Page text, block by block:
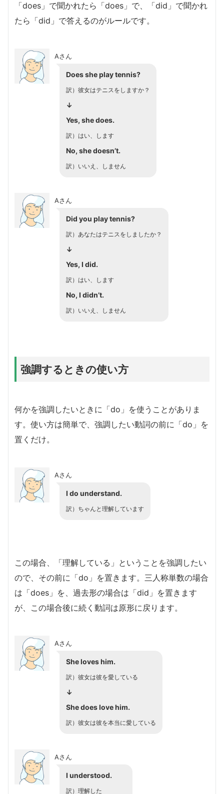
「does」で聞かれたら「does」で、「did」で聞かれ
たら「did」で答えるのがルールです。
Aさん
Does she play tennis?
訳）彼女はテニスをしますか？
↓
Yes, she does.
訳）はい、します
No, she doesn’t.
訳）いいえ、しません
Aさん
Did you play tennis?
訳）あなたはテニスをしましたか？
↓
Yes, I did.
訳）はい、します
No, I didn’t.
訳）いいえ、しません
強調するときの使い方
何かを強調したいときに「do」を使うことがありま
す。使い方は簡単で、強調したい動詞の前に「do」を
置くだけ。
Aさん
I do understand.
訳）ちゃんと理解しています
この場合、「理解している」ということを強調したい
ので、その前に「do」を置きます。三人称単数の場合
は「does」を、過去形の場合は「did」を置きます
が、この場合後に続く動詞は原形に戻ります。
Aさん
She loves him.
訳）彼女は彼を愛している
↓
She does love him.
訳）彼女は彼を本当に愛している
Aさん
I understood.
訳）理解した